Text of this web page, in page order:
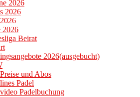
2026
2026
2026
Beirat
2026(ausgebucht)
und Abos
Padel
Padelbuchung